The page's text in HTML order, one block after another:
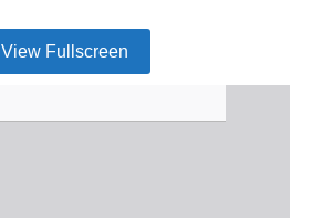
View Fullscreen